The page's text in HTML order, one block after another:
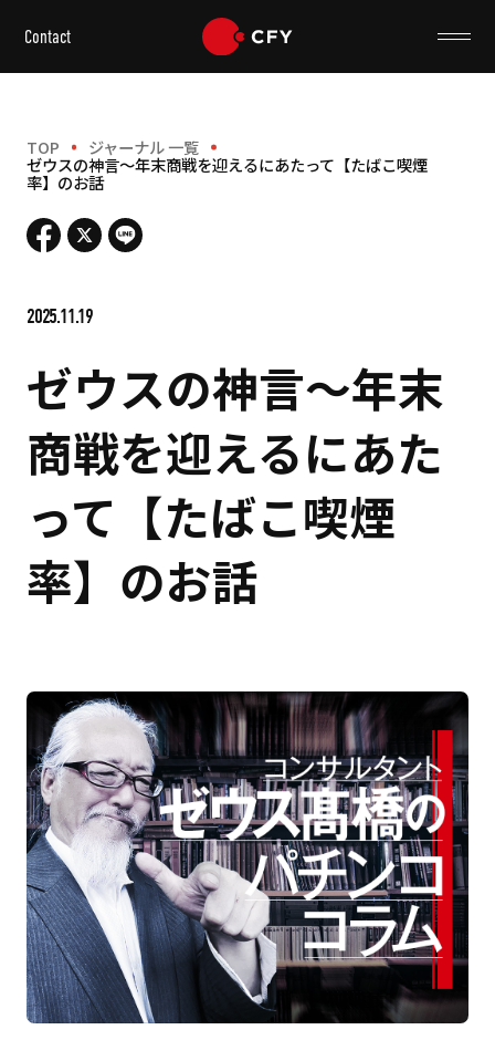
Contact
TOP ジャーナル 一覧
ゼウスの神言～年末商戦を迎えるにあたって【たばこ喫煙
率】のお話
2025.11.19
ゼウスの神言～年末
商戦を迎えるにあた
って【たばこ喫煙
率】のお話